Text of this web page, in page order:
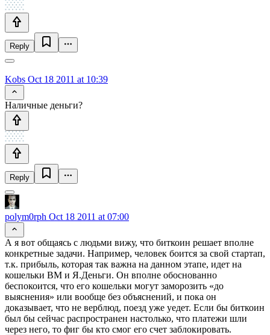
Reply
Kobs Oct 18 2011 at 10:39
Наличные деньги?
Reply
polym0rph Oct 18 2011 at 07:00
А я вот общаясь с людьми вижу, что биткоин решает вполне
конкретные задачи. Например, человек боится за свой стартап,
т.к. прибыль, которая так важна на данном этапе, идет на
кошельки ВМ и Я.Деньги. Он вполне обоснованно
беспокоится, что его кошельки могут заморозить «до
выяснения» или вообще без объяснений, и пока он
доказывает, что не верблюд, поезд уже уедет. Если бы биткоин
был бы сейчас распространен настолько, что платежи шли
через него, то фиг бы кто смог его счет заблокировать.